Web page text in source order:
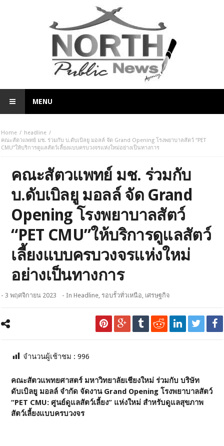
MENU
Home
headline
คณะสัตวแพทย์ มช. ร่วมกับ บ.ดับเบิลยู มอลล์ จัด Grand Opening โรงพยาบาลสัตว์ “PET
CMU”ให้บริการดูแลสัตว์เลี้ยงแบบครบวงจรแห่งใหม่อย่างเป็นทางการ
คณะสัตวแพทย์ มช. ร่วมกับ
บ.ดับเบิลยู มอลล์ จัด Grand
Opening โรงพยาบาลสัตว์
“PET CMU”ให้บริการดูแลสัตว์
เลี้ยงแบบครบวงจรแห่งใหม่
อย่างเป็นทางการ
- 3 พฤศจิกายน 2023 - InHeadline, รอบรั้วทั่วเหนือ, เศรษฐกิจ
จำนวนผู้เช้าชม :996
คณะสัตวแพทยศาสตร์ มหาวิทยาลัยเชียงใหม่ ร่วมกับ บริษัท
ดับเบิลยู มอลล์ จำกัด จัดงาน Grand Opening โรงพยาบาลสัตว์
“PET CMU: ศูนย์ดูแลสัตว์เลี้ยง” แห่งใหม่ สำหรับดูแลสุขภาพ
สัตว์เลี้ยงแบบครบวงจร